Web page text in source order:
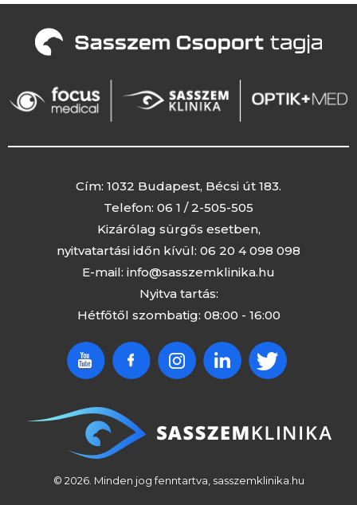
Cím: 1032 Budapest, Bécsi út 183.
Telefon: 06 1 / 2-505-505
Kizárólag sürgős esetben,
nyitvatartási időn kívül: 06 20 4 098 098
E-mail: info@sasszemklinika.hu
Nyitva tartás:
Hétfőtől szombatig: 08:00 - 16:00
© 2026. Minden jog fenntartva, sasszemklinika.hu